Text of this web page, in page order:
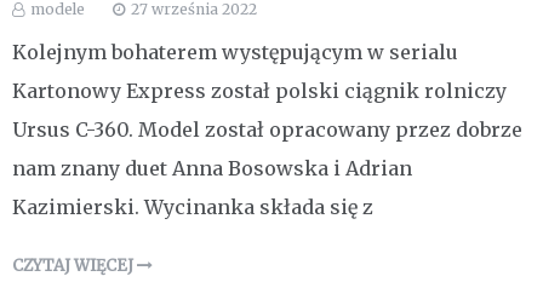
modele 27 września 2022
Kolejnym bohaterem występującym w serialu
Kartonowy Express został polski ciągnik rolniczy
Ursus C-360. Model został opracowany przez dobrze
nam znany duet Anna Bosowska i Adrian
Kazimierski. Wycinanka składa się z
CZYTAJ WIĘCEJ